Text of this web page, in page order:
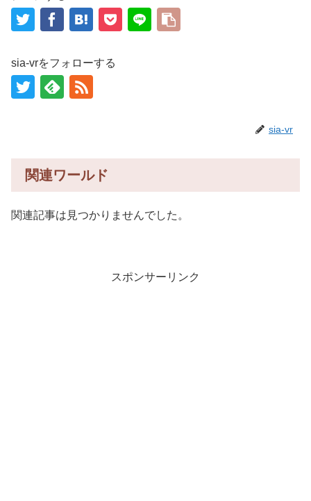
sia-vrをフォローする
sia-vr
関連ワールド
関連記事は見つかりませんでした。
スポンサーリンク